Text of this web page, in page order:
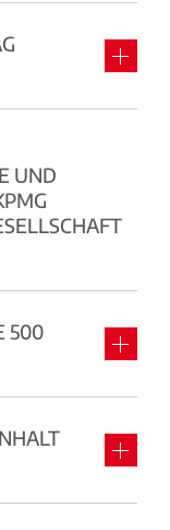
UND
500